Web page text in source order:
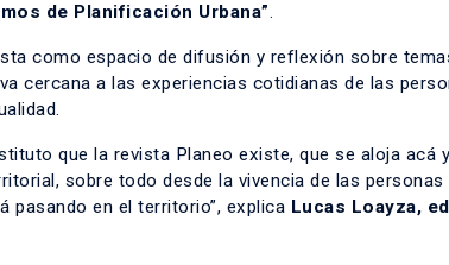
de Planificación Urbana”.
como espacio de difusión y reflexión sobre
cercana a las experiencias cotidianas de las
que la revista Planeo existe, que se aloja acá
sobre todo desde la vivencia de las personas
en el territorio”, explica Lucas Loayza,